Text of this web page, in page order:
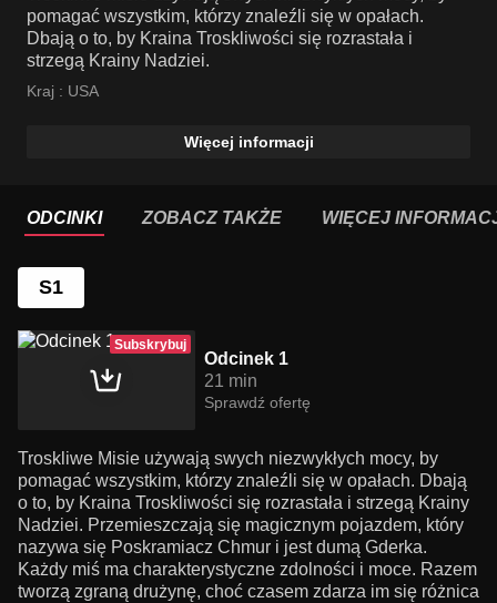
pomagać wszystkim, którzy znaleźli się w opałach.
Dbają o to, by Kraina Troskliwości się rozrastała i
strzegą Krainy Nadziei.
Kraj : USA
Więcej informacji
ODCINKI ZOBACZ TAKŻE WIĘCEJ
S1
Subskrybuj
Odcinek 1
21 min
Sprawdź ofertę
Troskliwe Misie używają swych niezwykłych mocy, by
pomagać wszystkim, którzy znaleźli się w opałach. Dbają
o to, by Kraina Troskliwości się rozrastała i strzegą Krainy
Nadziei. Przemieszczają się magicznym pojazdem, który
nazywa się Poskramiacz Chmur i jest dumą Gderka.
Każdy miś ma charakterystyczne zdolności i moce. Razem
tworzą zgraną drużynę, choć czasem zdarza im się różnica